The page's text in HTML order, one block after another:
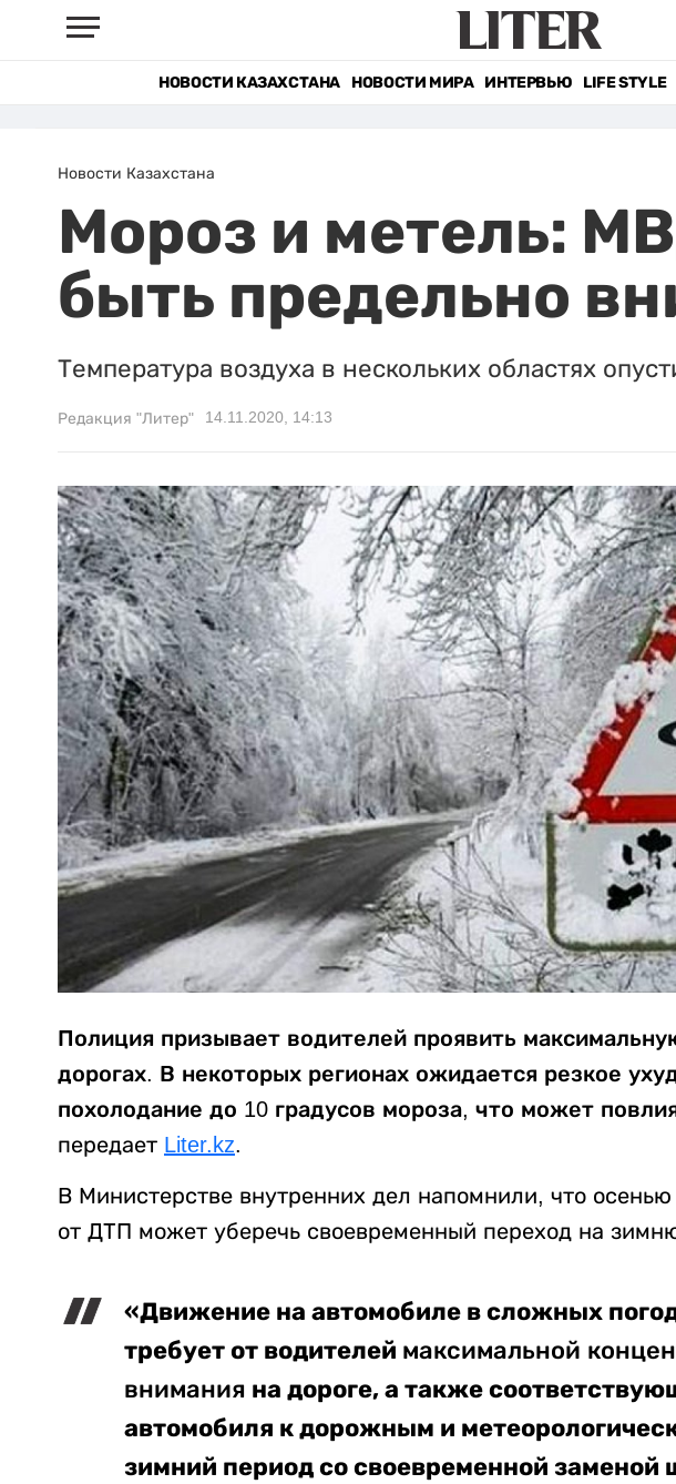
НОВОСТИ КАЗАХСТАНА НОВОСТИ МИРА ИНТЕРВЬЮ LIFE STYLE
Новости Казахстана
Мороз и метель:
быть предельно
Температура воздуха в нескольких областях
Редакция "Литер" 14.11.2020, 14:13
Полиция призывает водителей проявить
дорогах. В некоторых регионах ожидается резкое
похолодание до 10 градусов мороза, что может
передает Liter.kz.
В Министерстве внутренних дел напомнили, что
от ДТП может уберечь своевременный переход на
«Движение на автомобиле в сложных
требует от водителей максимальной
внимания на дороге, а также
автомобиля к дорожным и
зимний период со своевременной заменой